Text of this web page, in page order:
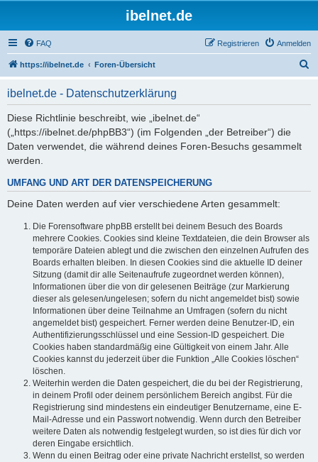
ibelnet.de
FAQ Anmelden
Registrieren
https://ibelnet.de Foren-Übersicht
ibelnet.de - Datenschutzerklärung
Diese Richtlinie beschreibt, wie „ibelnet.de“
(„https://ibelnet.de/phpBB3“) (im Folgenden „der Betreiber“) die
Daten verwendet, die während deines Foren-Besuchs gesammelt
werden.
UMFANG UND ART DER DATENSPEICHERUNG
Deine Daten werden auf vier verschiedene Arten gesammelt:
Die Forensoftware phpBB erstellt bei deinem Besuch des Boards
mehrere Cookies. Cookies sind kleine Textdateien, die dein Browser als
temporäre Dateien ablegt und die zwischen den einzelnen Aufrufen des
Boards erhalten bleiben. In diesen Cookies sind die aktuelle ID deiner
Sitzung (damit dir alle Seitenaufrufe zugeordnet werden können),
Informationen über die von dir gelesenen Beiträge (zur Markierung
dieser als gelesen/ungelesen; sofern du nicht angemeldet bist) sowie
Informationen über deine Teilnahme an Umfragen (sofern du nicht
angemeldet bist) gespeichert. Ferner werden deine Benutzer-ID, ein
Authentifizierungsschlüssel und eine Session-ID gespeichert. Die
Cookies haben standardmäßig eine Gültigkeit von einem Jahr. Alle
Cookies kannst du jederzeit über die Funktion „Alle Cookies löschen“
löschen.
Weiterhin werden die Daten gespeichert, die du bei der Registrierung,
in deinem Profil oder deinem persönlichem Bereich angibst. Für die
Registrierung sind mindestens ein eindeutiger Benutzername, eine E-
Mail-Adresse und ein Passwort notwendig. Wenn durch den Betreiber
weitere Daten als notwendig festgelegt wurden, so ist dies für dich vor
deren Eingabe ersichtlich.
Wenn du einen Beitrag oder eine private Nachricht erstellst, so werden